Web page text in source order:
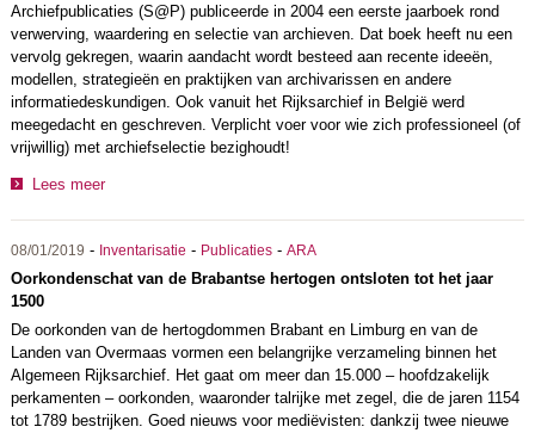
Archiefpublicaties (S@P) publiceerde in 2004 een eerste jaarboek rond
verwerving, waardering en selectie van archieven. Dat boek heeft nu een
vervolg gekregen, waarin aandacht wordt besteed aan recente ideeën,
modellen, strategieën en praktijken van archivarissen en andere
informatiedeskundigen. Ook vanuit het Rijksarchief in België werd
meegedacht en geschreven. Verplicht voer voor wie zich professioneel (of
vrijwillig) met archiefselectie bezighoudt!
Lees meer
08/01/2019 - Inventarisatie - Publicaties- ARA
Oorkondenschat van de Brabantse hertogen ontsloten tot het jaar
1500
De oorkonden van de hertogdommen Brabant en Limburg en van de
Landen van Overmaas vormen een belangrijke verzameling binnen het
Algemeen Rijksarchief. Het gaat om meer dan 15.000 – hoofdzakelijk
perkamenten – oorkonden, waaronder talrijke met zegel, die de jaren 1154
tot 1789 bestrijken. Goed nieuws voor mediëvisten: dankzij twee nieuwe